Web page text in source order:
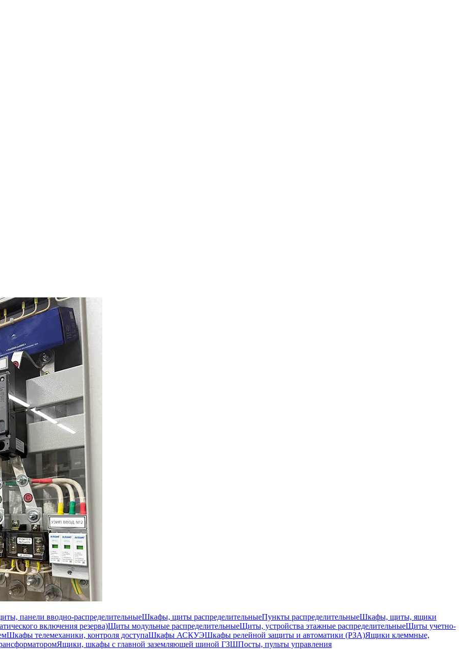
панели вводно-распределительныеШкафы, щиты распределительныеПункты распределительныеШкафы, щиты, ящики
включения резерва)Щиты модульные распределительныеЩиты, устройства этажные распределительныеЩиты учетно-
Шкафы телемеханики, контроля доступаШкафы АСКУЭШкафы релейной защиты и автоматики (РЗА)Ящики клеммные,
Ящики, шкафы с главной заземляющей шиной ГЗШПосты, пульты управления